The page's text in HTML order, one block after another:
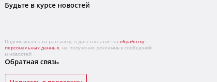
Будьте в курсе новостей
Подписываясь на рассылку, я даю согласие на обработку
персональных данных, на получение рекламных сообщений
и новостей
Обратная связь